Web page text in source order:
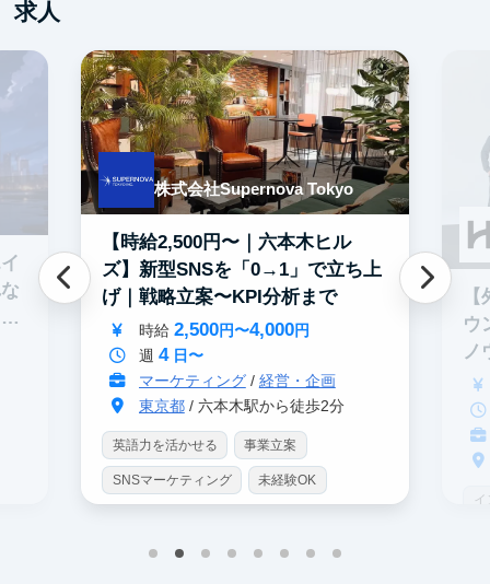
求人
株式会社Supernova Tokyo
【時給2,500円〜｜六本木ヒル
ズ】新型SNSを「0→1」で立ち上
げ｜戦略立案〜KPI分析まで
時給 2,500円〜4,000円
週 4日〜
マーケティング/ 経営・企画
東京都/ 六本木駅から徒歩2分
英語力を活かせる 事業立案
SNSマーケティング 未経験OK
交通費支給
ウ
ノ